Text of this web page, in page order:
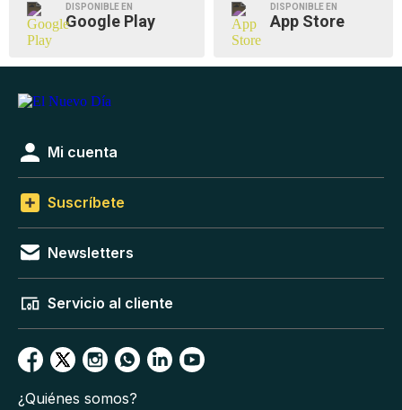
DISPONIBLE EN
Google Play
DISPONIBLE EN
App Store
Mi cuenta
Suscríbete
Newsletters
Servicio al cliente
¿Quiénes somos?